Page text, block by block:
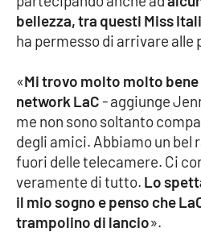
STREAMING
LaC Network
LaC OnAir
EDIZIONI
LOCALI
bellezza, tra questi Miss
ha permesso di arrivare alle
«Mi trovo molto molto
network LaC- aggiunge
me non sono soltanto
degli amici. Abbiamo un bel
fuori delle telecamere. Ci
veramente di tutto. Lo
il mio sogno e penso che
trampolino di lancio».